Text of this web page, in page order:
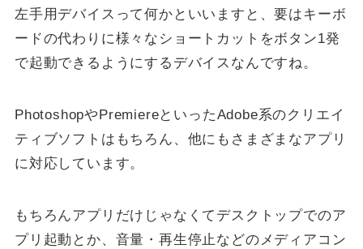
左手用デバイスって何かといいますと、要はキーボ
ードの代わりに様々なショートカットをボタン1発
で起動できるようにするデバイスなんですね。
PhotoshopやPremiereといったAdobe系のクリエイ
ティブソフトはもちろん、他にもさまざまなアプリ
に対応しています。
もちろんアプリだけじゃなくてデスクトップでのア
プリ起動とか、音量・再生停止などのメディアコン